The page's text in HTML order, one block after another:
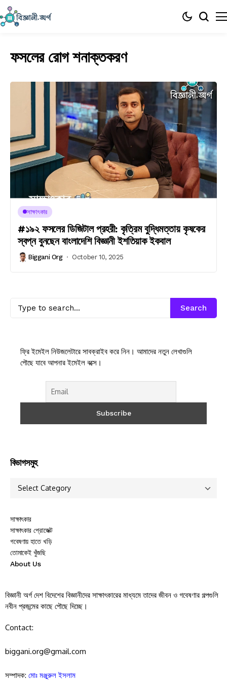
ফসলের রোগ শনাক্তকরণ
সাক্ষাৎকার
#১৯২ ফসলের ডিজিটাল প্রহরী: কৃত্রিম বুদ্ধিমত্তায় কৃষকের
স্বপ্ন বুনছেন বাংলাদেশি বিজ্ঞানী ইশতিয়াক ইকবাল
Biggani Org October 10, 2025
Search
ফ্রি ইমেইল নিউজলেটারে সাবক্রাইব করে নিন। আমাদের নতুন লেখাগুলি
পৌছে যাবে আপনার ইমেইল বক্সে।
বিভাগসমুহ
সাক্ষাৎকার
সাক্ষাৎকার প্রোজেক্ট
গবেষণায় হাতে খড়ি
তোমাকেই খুঁজছি
About Us
বিজ্ঞানী অর্গ দেশ বিদেশের বিজ্ঞানীদের সাক্ষাৎকারের মাধ্যমে তাদের জীবন ও গবেষণার গল্পগুলি
নবীন প্রজন্মের কাছে পৌছে দিচ্ছে।
Contact:
biggani.org@gmail.com
সম্পাদক: মোঃ মঞ্জুরুল ইসলাম